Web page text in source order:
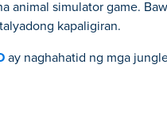
animal simulator game.
kapaligiran.
ay naghahatid ng mga